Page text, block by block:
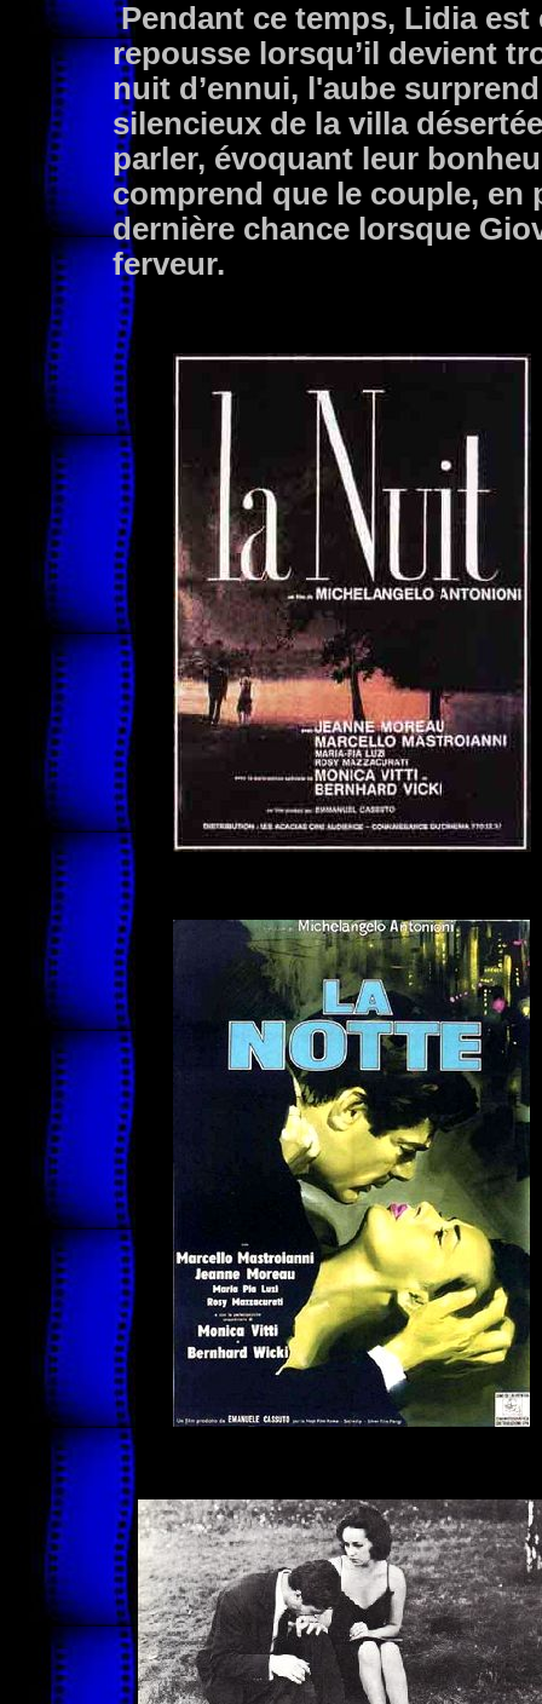
Pendant ce temps, Lidia est
repousse lorsqu’il devient
nuit d’ennui, l'aube
silencieux de la villa
parler, évoquant leur
comprend que le couple, en
dernière chance lorsque
ferveur.